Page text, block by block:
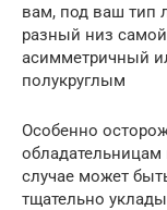
вам, под ваш тип
разный низ
асимметричный
полукруглым
Особенно
случае может
тщательно